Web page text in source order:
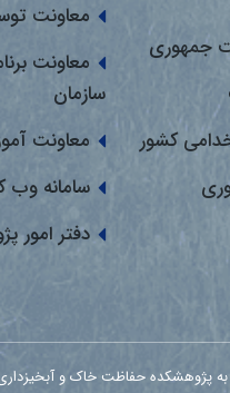
جمهوری
کشور
معاونت
معاونت
سازمان
معاونت
سامانه وب
دفتر امور
حفاظت خاک و آبخیزداری می